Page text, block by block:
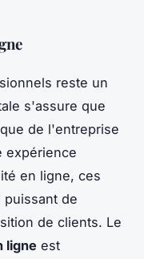
reste un
s'assure que
de l'entreprise
expérience
en ligne, ces
de
de clients. Le
ligne est